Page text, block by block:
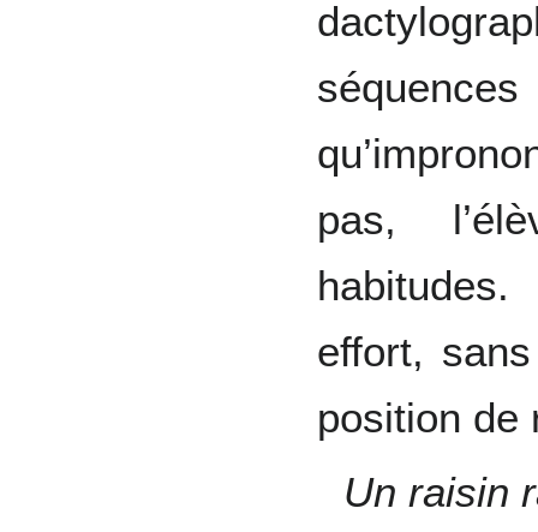
pas,
effort,
position de
Un raisin